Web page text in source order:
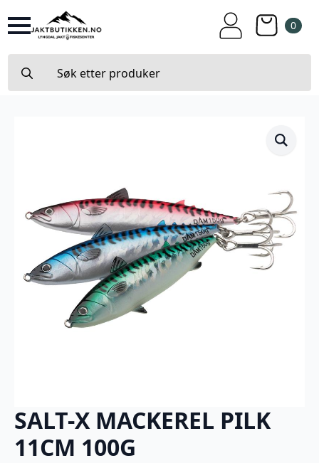
0
for:
SALT-X MACKEREL PILK
11CM 100G